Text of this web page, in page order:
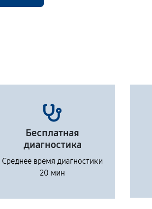
Бесплатная
диагностика
Среднее время диагностики
20 мин